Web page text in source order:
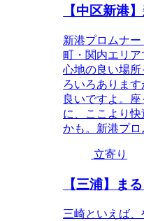
【中区新港
新港プロムナ
町・関内エリ
心地の良い場
ろいろありま
良いですよ。
に、ここより
かも。新港プ
立寄り
【三浦】ま
三崎といえば